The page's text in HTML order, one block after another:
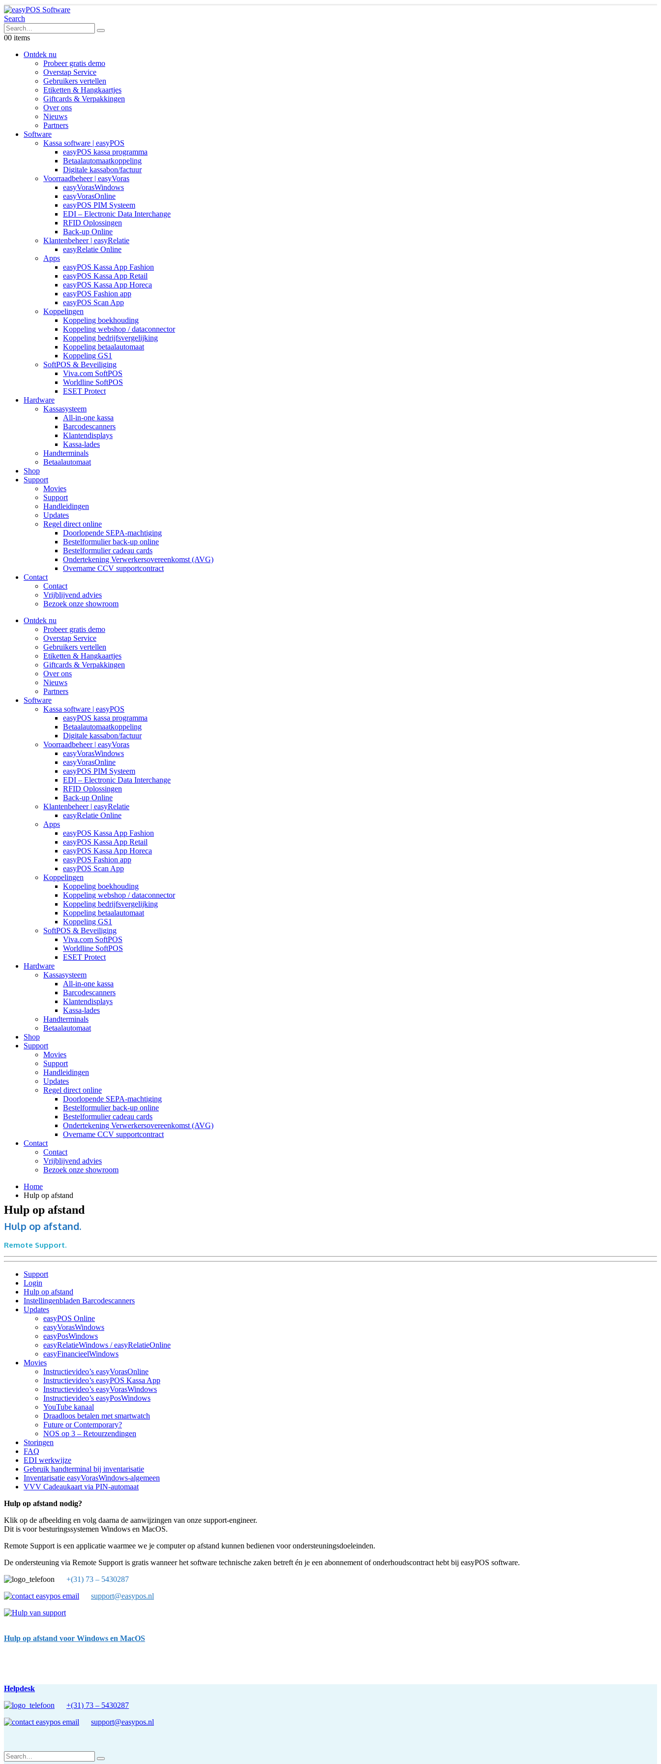
Search
00 items
Ontdek nu
Probeer gratis demo
Overstap Service
Gebruikers vertellen
Etiketten & Hangkaartjes
Giftcards & Verpakkingen
Over ons
Nieuws
Partners
Software
Kassa software | easyPOS
easyPOS kassa programma
Betaalautomaatkoppeling
Digitale kassabon/factuur
Voorraadbeheer | easyVoras
easyVorasWindows
easyVorasOnline
easyPOS PIM Systeem
EDI – Electronic Data Interchange
RFID Oplossingen
Back-up Online
Klantenbeheer | easyRelatie
easyRelatie Online
Apps
easyPOS Kassa App Fashion
easyPOS Kassa App Retail
easyPOS Kassa App Horeca
easyPOS Fashion app
easyPOS Scan App
Koppelingen
Koppeling boekhouding
Koppeling webshop / dataconnector
Koppeling bedrijfsvergelijking
Koppeling betaalautomaat
Koppeling GS1
SoftPOS & Beveiliging
Viva.com SoftPOS
Worldline SoftPOS
ESET Protect
Hardware
Kassasysteem
All-in-one kassa
Barcodescanners
Klantendisplays
Kassa-lades
Handterminals
Betaalautomaat
Shop
Support
Movies
Support
Handleidingen
Updates
Regel direct online
Doorlopende SEPA-machtiging
Bestelformulier back-up online
Bestelformulier cadeau cards
Ondertekening Verwerkersovereenkomst (AVG)
Overname CCV supportcontract
Contact
Contact
Vrijblijvend advies
Bezoek onze showroom
Ontdek nu
Probeer gratis demo
Overstap Service
Gebruikers vertellen
Etiketten & Hangkaartjes
Giftcards & Verpakkingen
Over ons
Nieuws
Partners
Software
Kassa software | easyPOS
easyPOS kassa programma
Betaalautomaatkoppeling
Digitale kassabon/factuur
Voorraadbeheer | easyVoras
easyVorasWindows
easyVorasOnline
easyPOS PIM Systeem
EDI – Electronic Data Interchange
RFID Oplossingen
Back-up Online
Klantenbeheer | easyRelatie
easyRelatie Online
Apps
easyPOS Kassa App Fashion
easyPOS Kassa App Retail
easyPOS Kassa App Horeca
easyPOS Fashion app
easyPOS Scan App
Koppelingen
Koppeling boekhouding
Koppeling webshop / dataconnector
Koppeling bedrijfsvergelijking
Koppeling betaalautomaat
Koppeling GS1
SoftPOS & Beveiliging
Viva.com SoftPOS
Worldline SoftPOS
ESET Protect
Hardware
Kassasysteem
All-in-one kassa
Barcodescanners
Klantendisplays
Kassa-lades
Handterminals
Betaalautomaat
Shop
Support
Movies
Support
Handleidingen
Updates
Regel direct online
Doorlopende SEPA-machtiging
Bestelformulier back-up online
Bestelformulier cadeau cards
Ondertekening Verwerkersovereenkomst (AVG)
Overname CCV supportcontract
Contact
Contact
Vrijblijvend advies
Bezoek onze showroom
Home
Hulp op afstand
Hulp op afstand
Hulp op afstand.
Remote Support.
Support
Login
Hulp op afstand
Instellingenbladen Barcodescanners
Updates
easyPOS Online
easyVorasWindows
easyPosWindows
easyRelatieWindows / easyRelatieOnline
easyFinancieelWindows
Movies
Instructievideo’s easyVorasOnline
Instructievideo’s easyPOS Kassa App
Instructievideo’s easyVorasWindows
Instructievideo’s easyPosWindows
YouTube kanaal
Draadloos betalen met smartwatch
Future or Contemporary?
NOS op 3 – Retourzendingen
Storingen
FAQ
EDI werkwijze
Gebruik handterminal bij inventarisatie
Inventarisatie easyVorasWindows-algemeen
VVV Cadeaukaart via PIN-automaat
Hulp op afstand nodig?
Klik op de afbeelding en volg daarna de aanwijzingen van onze support-engineer.
Dit is voor besturingssystemen Windows en MacOS.
Remote Support is een applicatie waarmee we je computer op afstand kunnen bedienen voor ondersteuningsdoeleinden.
De ondersteuning via Remote Support is gratis wanneer het software technische zaken betreft én je een abonnement of onderhoudscontract hebt bij easyPOS software.
+(31) 73 – 5430287
support@easypos.nl
Hulp op afstand voor Windows en MacOS
Helpdesk
+(31) 73 – 5430287
support@easypos.nl